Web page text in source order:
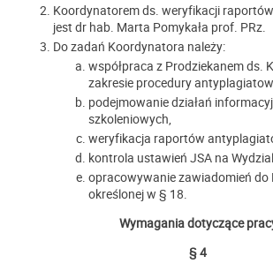
Koordynatorem ds. weryfikacji
jest dr hab. Marta Pomykała prof. PRz.
Do zadań Koordynatora należy:
współpraca z Prodziekanem ds.
zakresie procedury
podejmowanie działań
szkoleniowych,
weryfikacja raportów
kontrola ustawień JSA na
opracowywanie zawiadomień do
określonej w § 18.
Wymagania dotyczące
§ 4